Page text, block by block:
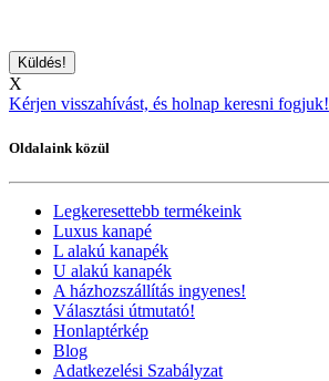
X
Kérjen visszahívást, és holnap keresni fogjuk!
Oldalaink közül
Legkeresettebb termékeink
Luxus kanapé
L alakú kanapék
U alakú kanapék
A házhozszállítás ingyenes!
Választási útmutató!
Honlaptérkép
Blog
Adatkezelési Szabályzat